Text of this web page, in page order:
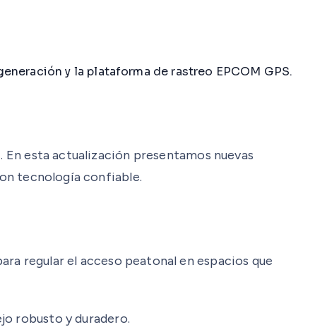
y la plataforma de rastreo EPCOM GPS.
esta actualización presentamos nuevas
tecnología confiable.
regular el acceso peatonal en espacios que
robusto y duradero.